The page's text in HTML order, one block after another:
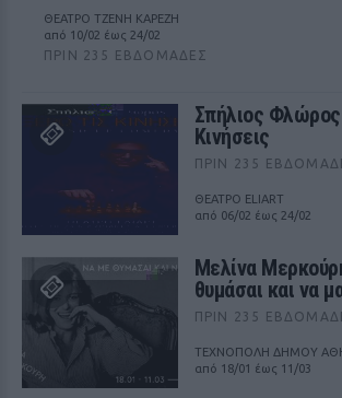
ΘΕΑΤΡΟ ΤΖΕΝΗ ΚΑΡΕΖΗ
από 10/02 έως 24/02
ΠΡΙΝ 235 ΕΒΔΟΜΆΔΕΣ
Σπήλιος Φλώρος
Κινήσεις
ΠΡΙΝ 235
ΘΕΑΤΡΟ ELIART
από 06/02 έως 24/02
Μελίνα
θυμάσαι και να
ΠΡΙΝ 235
ΤΕΧΝΟΠΟΛΗ ΔΗΜΟΥ
από 18/01 έως 11/03